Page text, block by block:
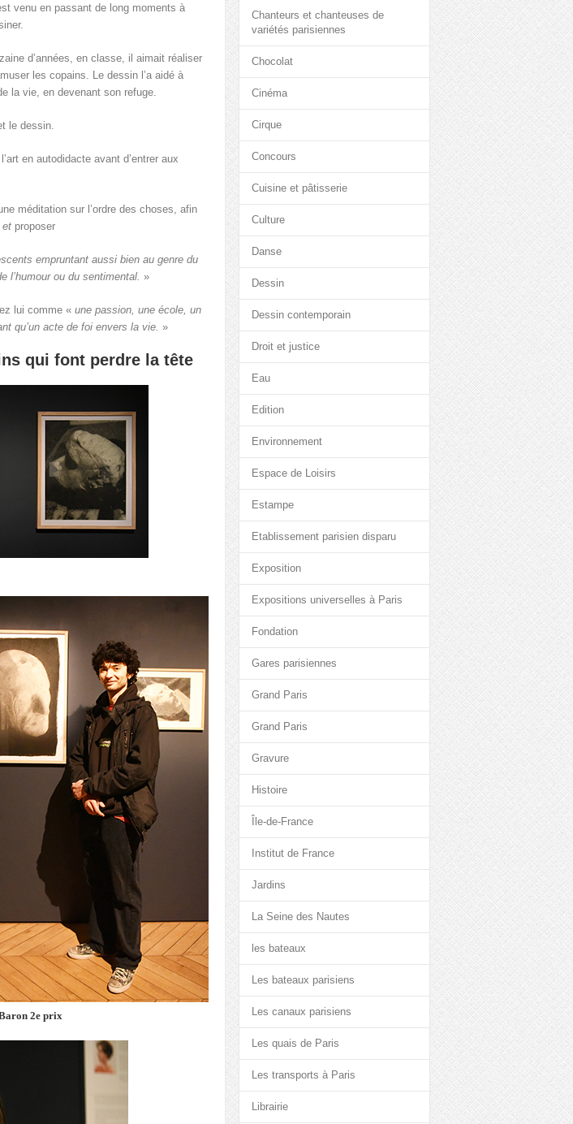
venu en passant de long moments à
d’années, en classe, il aimait réaliser
les copains. Le dessin l’a aidé à
la vie, en devenant son refuge.
le dessin.
en autodidacte avant d’entrer aux
méditation sur l’ordre des choses, afin
et proposer
empruntant aussi bien au genre du
l’humour ou du sentimental. »
lui comme « une passion, une école, un
qu’un acte de foi envers la vie. »
qui font perdre la tête
2e prix
Chanteurs et chanteuses de
variétés parisiennes
Chocolat
Cinéma
Cirque
Concours
Cuisine et pâtisserie
Culture
Danse
Dessin
Dessin contemporain
Droit et justice
Eau
Edition
Environnement
Espace de Loisirs
Estampe
Etablissement parisien disparu
Exposition
Expositions universelles à Paris
Fondation
Gares parisiennes
Grand Paris
Grand Paris
Gravure
Histoire
Île-de-France
Institut de France
Jardins
La Seine des Nautes
les bateaux
Les bateaux parisiens
Les canaux parisiens
Les quais de Paris
Les transports à Paris
Librairie